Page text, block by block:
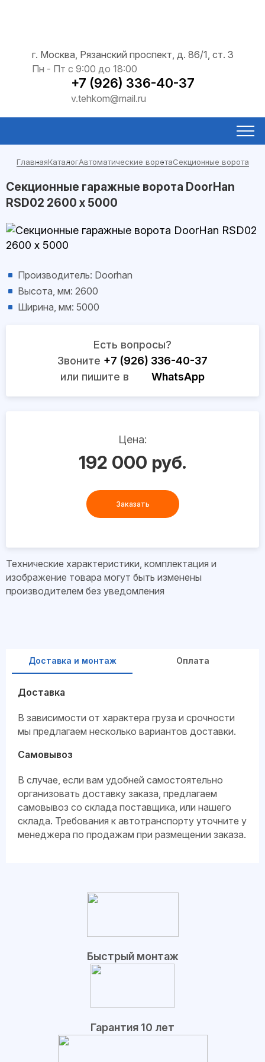
г. Москва, Рязанский проспект, д. 86/1, ст. 3
Пн - Пт с 9:00 до 18:00
+7 (926) 336-40-37
v.tehkom@mail.ru
ГлавнаяКаталогАвтоматические воротаСекционные ворота
Секционные гаражные ворота DoorHan
RSD02 2600 х 5000
Производитель: Doorhan
Высота, мм: 2600
Ширина, мм: 5000
Есть вопросы?
Звоните +7 (926) 336-40-37
или пишите в
WhatsApp
Цена:
192 000 руб.
Заказать
Технические характеристики, комплектация и
изображение товара могут быть изменены
производителем без уведомления
Доставка и монтаж Оплата
Доставка
В зависимости от характера груза и срочности
мы предлагаем несколько вариантов доставки.
Самовывоз
В случае, если вам удобней самостоятельно
организовать доставку заказа, предлагаем
самовывоз со склада поставщика, или нашего
склада. Требования к автотранспорту уточните у
менеджера по продажам при размещении заказа.
Быстрый монтаж
Гарантия 10 лет